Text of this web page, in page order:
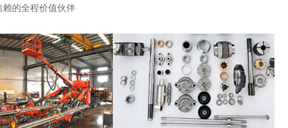
的全程价值伙伴